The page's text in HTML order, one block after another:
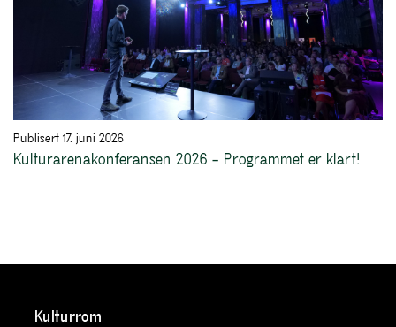
Publisert 17. juni 2026
Kulturarenakonferansen 2026 – Programmet er klart!
Kulturrom